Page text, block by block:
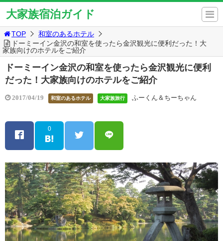
大家族宿泊ガイド
TOP
和室のあるホテル
ドーミーイン金沢の和室を使ったら金沢観光に便利だった！大
家族向けのホテルをご紹介
ドーミーイン金沢の和室を使ったら金沢観光に便利
だった！大家族向けのホテルをご紹介
2017/04/19 和室のあるホテル 大家族旅行 ふーくん＆ちーちゃん
0